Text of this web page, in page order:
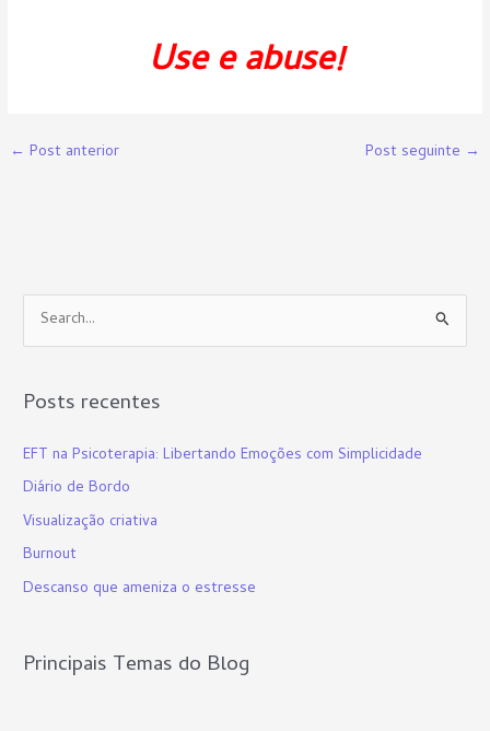
Use e abuse!
← Post anterior Post seguinte →
e
q
s
a
r
p
:
Posts recentes
EFT na Psicoterapia: Libertando Emoções com Simplicidade
Diário de Bordo
Visualização criativa
Burnout
Descanso que ameniza o estresse
Principais Temas do Blog